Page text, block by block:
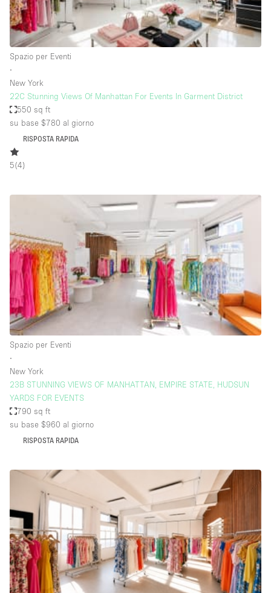
Studio fotografico / riprese
Terrazzo
Uffici
Dotazioni dello spazio
Aria condizionata
Arredamento
Ascensore
Attaccapanni
Attrezzature da ufficio
Bagni
Bagno
Bar
Camere Multiple
Camerini di prova
Concierge
Elettricità
Esposizione di Automobili
Giardino
Illuminazione
Impianto audiovisivo
Industriale
Spazio per Eventi
∙
New York
22C Stunning Views Of Manhattan For Events In Garment District
550 sq ft
su base $780 al giorno
RISPOSTA RAPIDA
5(4)
Spazio per Eventi
∙
New York
23B STUNNING VIEWS OF MANHATTAN, EMPIRE STATE, HUDSUN
YARDS FOR EVENTS
790 sq ft
su base $960 al giorno
RISPOSTA RAPIDA